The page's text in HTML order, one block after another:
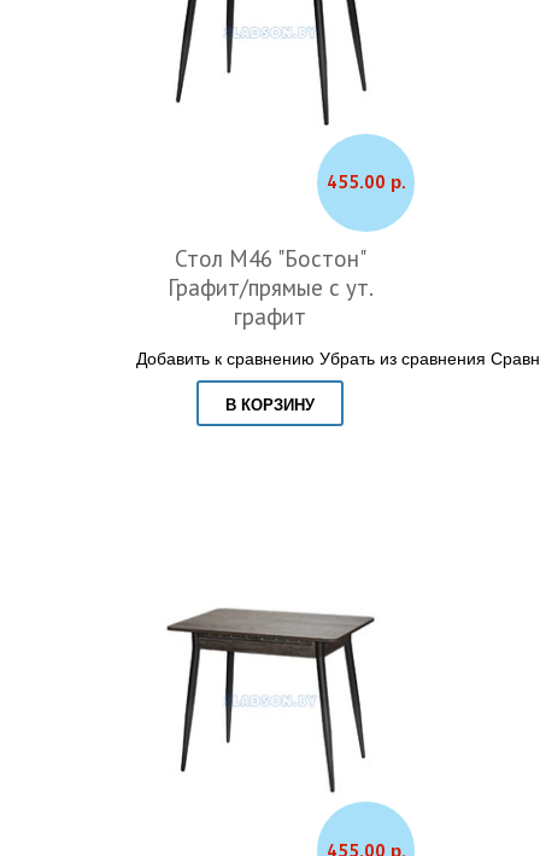
455.00 р.
Стол М46 "Бостон"
Графит/прямые с ут.
графит
Добавить к сравнению Убрать из сравнения
В КОРЗИНУ
455.00 р.